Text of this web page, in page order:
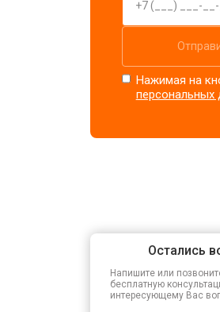
Нажимая на
персональных
Остались
Напишите или
бесплатную
интересующему Вас